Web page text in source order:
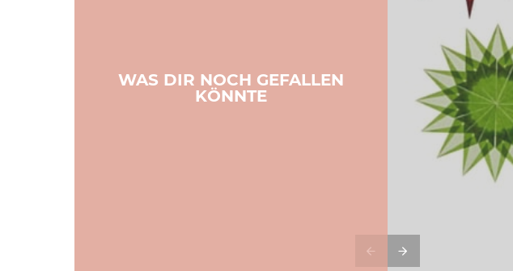
WAS DIR NOCH GEFALLEN
KÖNNTE